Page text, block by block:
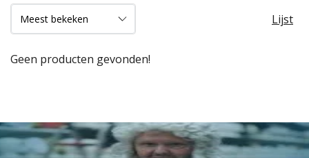
Lijst
Geen producten gevonden!